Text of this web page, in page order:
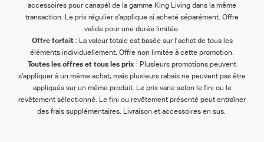
accessoires pour canapé) de la gamme King Living dans la même
transaction. Le prix régulier s’applique si acheté séparément. Offre
valide pour une durée limitée.
Offre forfait: La valeur totale est basée sur l’achat de tous les
éléments individuellement. Offre non limitée à cette promotion.
Toutes les offres et tous les prix : Plusieurs promotions peuvent
s’appliquer à un même achat, mais plusieurs rabais ne peuvent pas être
appliqués sur un même produit. Le prix varie selon le fini ou le
revêtement sélectionné. Le fini ou revêtement présenté peut entraîner
des frais supplémentaires. Livraison et accessoires en sus.